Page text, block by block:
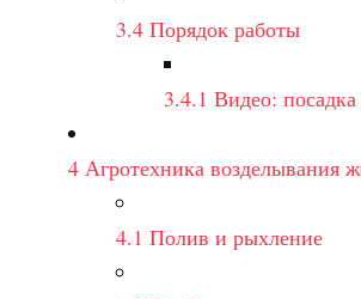
3.4 Порядок работы
3.4.1 Видео:
4 Агротехника возделывания
4.1 Полив и рыхление